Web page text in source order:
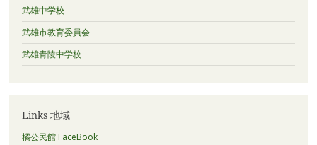
武雄中学校
武雄市教育委員会
武雄青陵中学校
Links 地域
橘公民館 FaceBook